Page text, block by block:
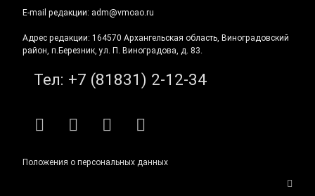
E-mail редакции: adm@vmoao.ru
Адрес редакции: 164570 Архангельская область, Виноградовский
район, п.Березник, ул. П. Виноградова, д. 83.
Тел: +7 (81831) 2-12-34
RSS E-mailВКонтакте
Telegram
Положения о персональных данных